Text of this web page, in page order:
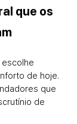
que os
escolhe
de hoje.
que
de